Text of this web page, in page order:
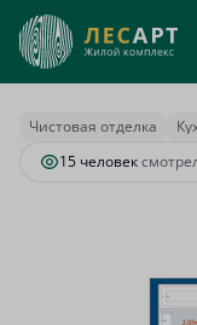
1-комнатная37.65 м
Ипотека от 36 518 руб.
Чистовая отделка
15 человек